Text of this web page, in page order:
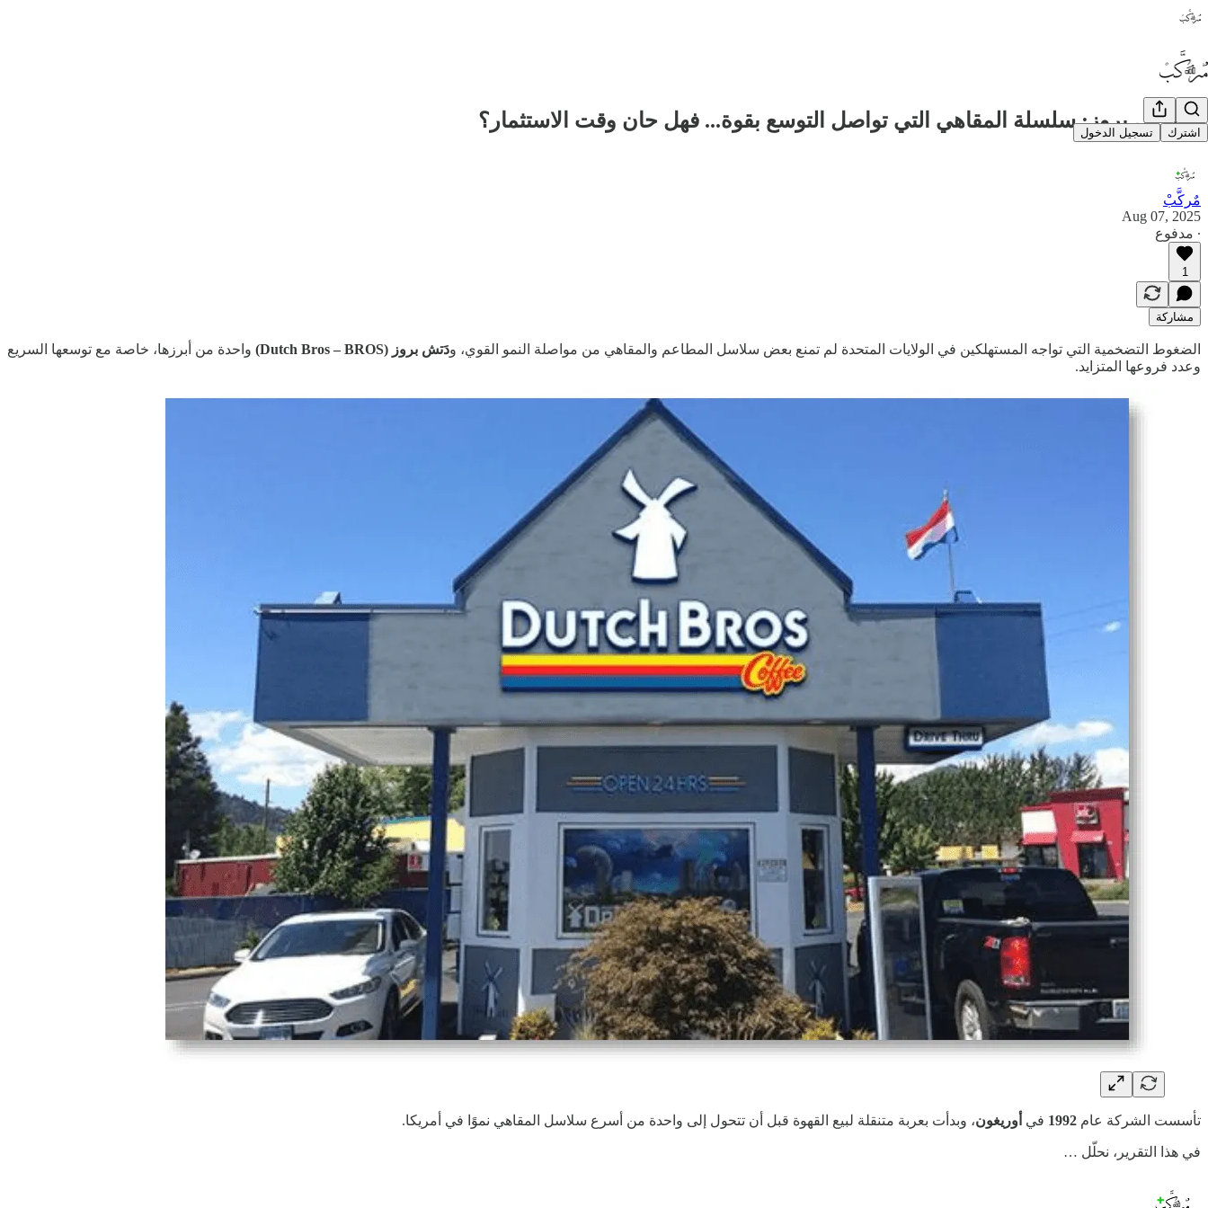
اشترك تسجيل الدخول
☕️ دَتش بروز: سلسلة المقاهي التي تواصل التوسع بقوة... فهل حان وقت الاستثمار؟
مٌركَّبْ
Aug 07, 2025
∙ مدفوع
1
مشاركة
الضغوط التضخمية التي تواجه المستهلكين في الولايات المتحدة لم تمنع بعض سلاسل المطاعم والمقاهي من مواصلة النمو القوي، ودَتش بروز (Dutch Bros – BROS)
واحدة من أبرزها، خاصة مع توسعها السريع
وعدد فروعها المتزايد.
تأسست الشركة عام 1992 في أوريغون، وبدأت بعربة متنقلة لبيع القهوة قبل أن تتحول إلى واحدة من أسرع سلاسل المقاهي نموًا في أمريكا.
في هذا التقرير، نحلّل …